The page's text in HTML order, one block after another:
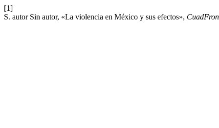
[1]
S. autor Sin autor, «La violencia en México y sus efectos»,